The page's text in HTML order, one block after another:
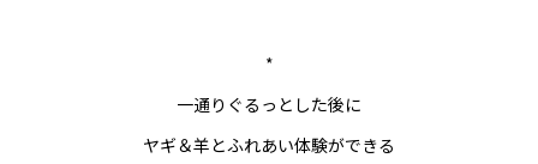
*
一通りぐるっとした後に
ヤギ＆羊とふれあい体験ができる